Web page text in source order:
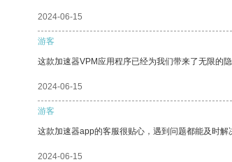
2024-06-15
游客
这款加速器VPM应用程序已经为我们带来了无限的隐
2024-06-15
游客
这款加速器app的客服很贴心，遇到问题都能及时解
2024-06-15